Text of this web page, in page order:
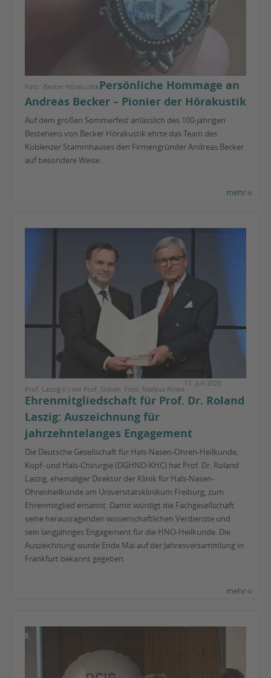
Foto: Becker HörakustikPersönliche Hommage an
Andreas Becker – Pionier der Hörakustik
Auf dem großen Sommerfest anlässlich des 100-jährigen
Bestehens von Becker Hörakustik ehrte das Team des
Koblenzer Stammhauses den Firmengründer Andreas Becker
auf besondere Weise.
mehr
Prof. Laszig (l.) mit Prof. Stöver, Foto: Markus Rinke
11. Juli 2025
Ehrenmitgliedschaft für Prof. Dr. Roland
Laszig: Auszeichnung für
jahrzehntelanges Engagement
Die Deutsche Gesellschaft für Hals-Nasen-Ohren-Heilkunde,
Kopf- und Hals-Chirurgie (DGHNO-KHC) hat Prof. Dr. Roland
Laszig, ehemaliger Direktor der Klinik für Hals-Nasen-
Ohrenheilkunde am Universitätsklinikum Freiburg, zum
Ehrenmitglied ernannt. Damit würdigt die Fachgesellschaft
seine herausragenden wissenschaftlichen Verdienste und
sein langjähriges Engagement für die HNO-Heilkunde. Die
Auszeichnung wurde Ende Mai auf der Jahresversammlung in
Frankfurt bekannt gegeben.
mehr